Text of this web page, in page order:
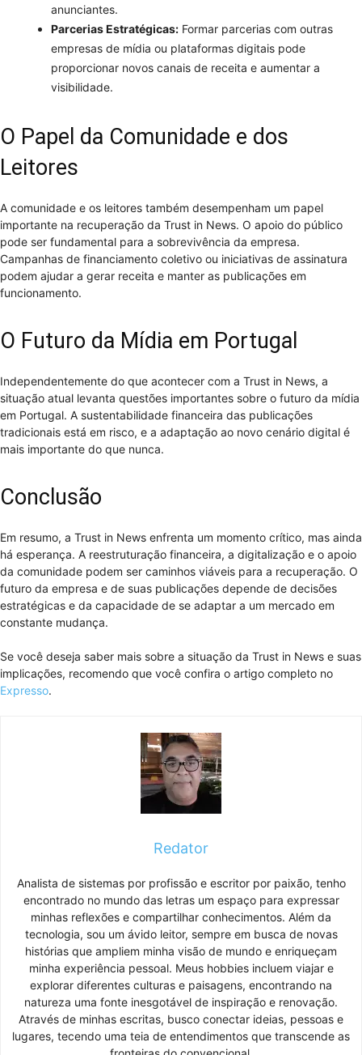
anunciantes.
Parcerias Estratégicas: Formar parcerias com outras
empresas de mídia ou plataformas digitais pode
proporcionar novos canais de receita e aumentar a
visibilidade.
O Papel da Comunidade e dos
Leitores
A comunidade e os leitores também desempenham um papel
importante na recuperação da Trust in News. O apoio do público
pode ser fundamental para a sobrevivência da empresa.
Campanhas de financiamento coletivo ou iniciativas de assinatura
podem ajudar a gerar receita e manter as publicações em
funcionamento.
O Futuro da Mídia em Portugal
Independentemente do que acontecer com a Trust in News, a
situação atual levanta questões importantes sobre o futuro da mídia
em Portugal. A sustentabilidade financeira das publicações
tradicionais está em risco, e a adaptação ao novo cenário digital é
mais importante do que nunca.
Conclusão
Em resumo, a Trust in News enfrenta um momento crítico, mas ainda
há esperança. A reestruturação financeira, a digitalização e o apoio
da comunidade podem ser caminhos viáveis para a recuperação. O
futuro da empresa e de suas publicações depende de decisões
estratégicas e da capacidade de se adaptar a um mercado em
constante mudança.
Se você deseja saber mais sobre a situação da Trust in News e suas
implicações, recomendo que você confira o artigo completo no
Expresso.
Redator
Analista de sistemas por profissão e escritor por paixão, tenho
encontrado no mundo das letras um espaço para expressar
minhas reflexões e compartilhar conhecimentos. Além da
tecnologia, sou um ávido leitor, sempre em busca de novas
histórias que ampliem minha visão de mundo e enriqueçam
minha experiência pessoal. Meus hobbies incluem viajar e
explorar diferentes culturas e paisagens, encontrando na
natureza uma fonte inesgotável de inspiração e renovação.
Através de minhas escritas, busco conectar ideias, pessoas e
lugares, tecendo uma teia de entendimentos que transcende as